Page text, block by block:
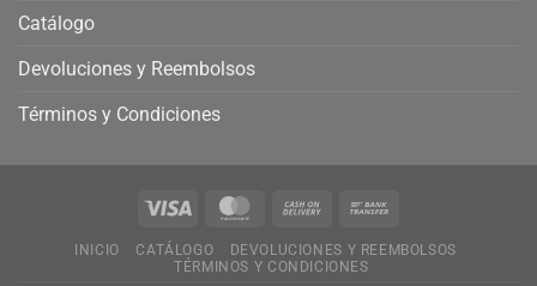
Catálogo
Devoluciones y Reembolsos
Términos y Condiciones
INICIO CATÁLOGO
DEVOLUCIONES Y REEMBOLSOS
TÉRMINOS Y CONDICIONES